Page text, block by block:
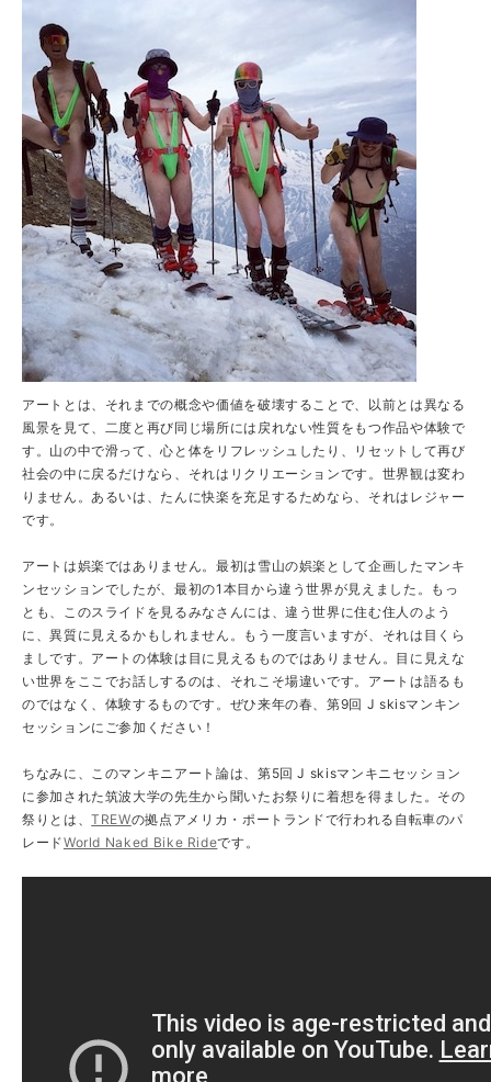
アートとは、それまでの概念や価値を破壊することで、以前とは異なる
風景を見て、二度と再び同じ場所には戻れない性質をもつ作品や体験で
す。山の中で滑って、心と体をリフレッシュしたり、リセットして再び
社会の中に戻るだけなら、それはリクリエーションです。世界観は変わ
りません。あるいは、たんに快楽を充足するためなら、それはレジャー
です。
アートは娯楽ではありません。最初は雪山の娯楽として企画したマンキ
ンセッションでしたが、最初の1本目から違う世界が見えました。もっ
とも、このスライドを見るみなさんには、違う世界に住む住人のよう
に、異質に見えるかもしれません。もう一度言いますが、それは目くら
ましです。アートの体験は目に見えるものではありません。目に見えな
い世界をここでお話しするのは、それこそ場違いです。アートは語るも
のではなく、体験するものです。ぜひ来年の春、第9回 J skisマンキン
セッションにご参加ください！
ちなみに、このマンキニアート論は、第5回 J skisマンキニセッション
に参加された筑波大学の先生から聞いたお祭りに着想を得ました。その
祭りとは、TREWの拠点アメリカ・ポートランドで行われる自転車のパ
レードWorld Naked Bike Rideです。